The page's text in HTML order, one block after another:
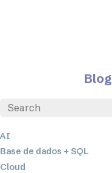
Blog
AI
Base de dados + SQL
Cloud